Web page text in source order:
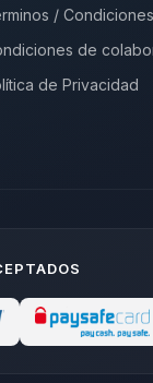
/ Condiciones
de
de Privacidad